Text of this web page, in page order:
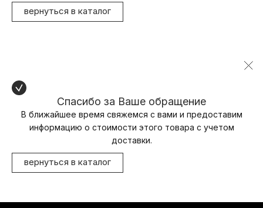
вернуться в каталог
Спасибо за Ваше обращение
В ближайшее время свяжемся с вами и предоставим
информацию о стоимости этого товара с учетом
доставки.
вернуться в каталог